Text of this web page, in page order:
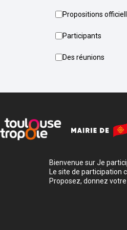
Propositions
Participants
Des réunions
Bienvenue sur Je
Le site de participation
Proposez, donnez